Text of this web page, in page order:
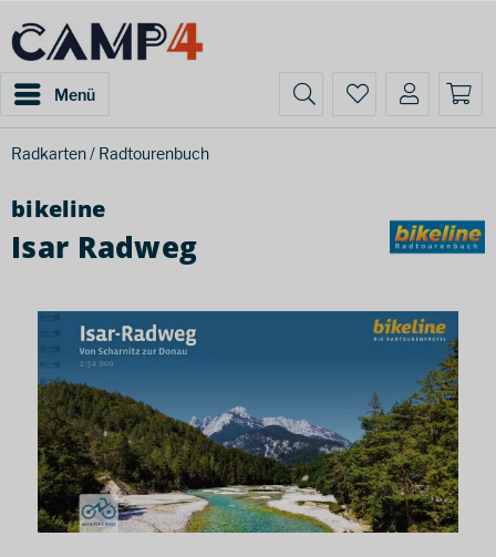
Menü
Radkarten / Radtourenbuch
bikeline
Isar Radweg